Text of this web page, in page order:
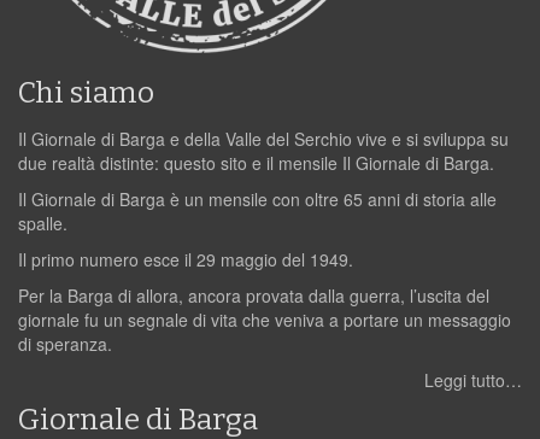
Chi siamo
Il Giornale di Barga e della Valle del Serchio vive e si sviluppa su
due realtà distinte: questo sito e il mensile Il Giornale di Barga.
Il Giornale di Barga è un mensile con oltre 65 anni di storia alle
spalle.
Il primo numero esce il 29 maggio del 1949.
Per la Barga di allora, ancora provata dalla guerra, l’uscita del
giornale fu un segnale di vita che veniva a portare un messaggio
di speranza.
Leggi tutto…
Giornale di Barga